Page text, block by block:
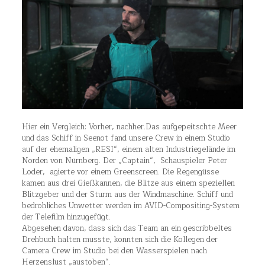
Hier ein Vergleich: Vorher, nachher.Das aufgepeitschte Meer
und das Schiff in Seenot fand unsere Crew in einem Studio
auf der ehemaligen „RESI“, einem alten Industriegeländeim
Norden von Nürnberg. Der „Captain“, Schauspieler Peter
Loder, agierte vor einem Greenscreen. Die Regengüsse
kamen aus drei Gießkannen, die Blitze aus einem speziellen
Blitzgeber und der Sturm aus der Windmaschine. Schiff und
bedrohliches Unwetter werden im AVID-Compositing-System
der Telefilm hinzugefügt.
Abgesehen davon, dass sich das Team an ein gescribbeltes
Drehbuch halten musste, konnten sich die Kollegen der
Camera Crew im Studio bei den Wasserspielen nach
Herzenslust „austoben“.